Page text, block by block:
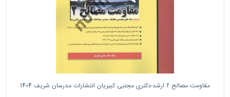
مقاومت مصالح 2 ارشد-دکتری مجتبی کبیریان انتشارات مدرسان شریف 1404